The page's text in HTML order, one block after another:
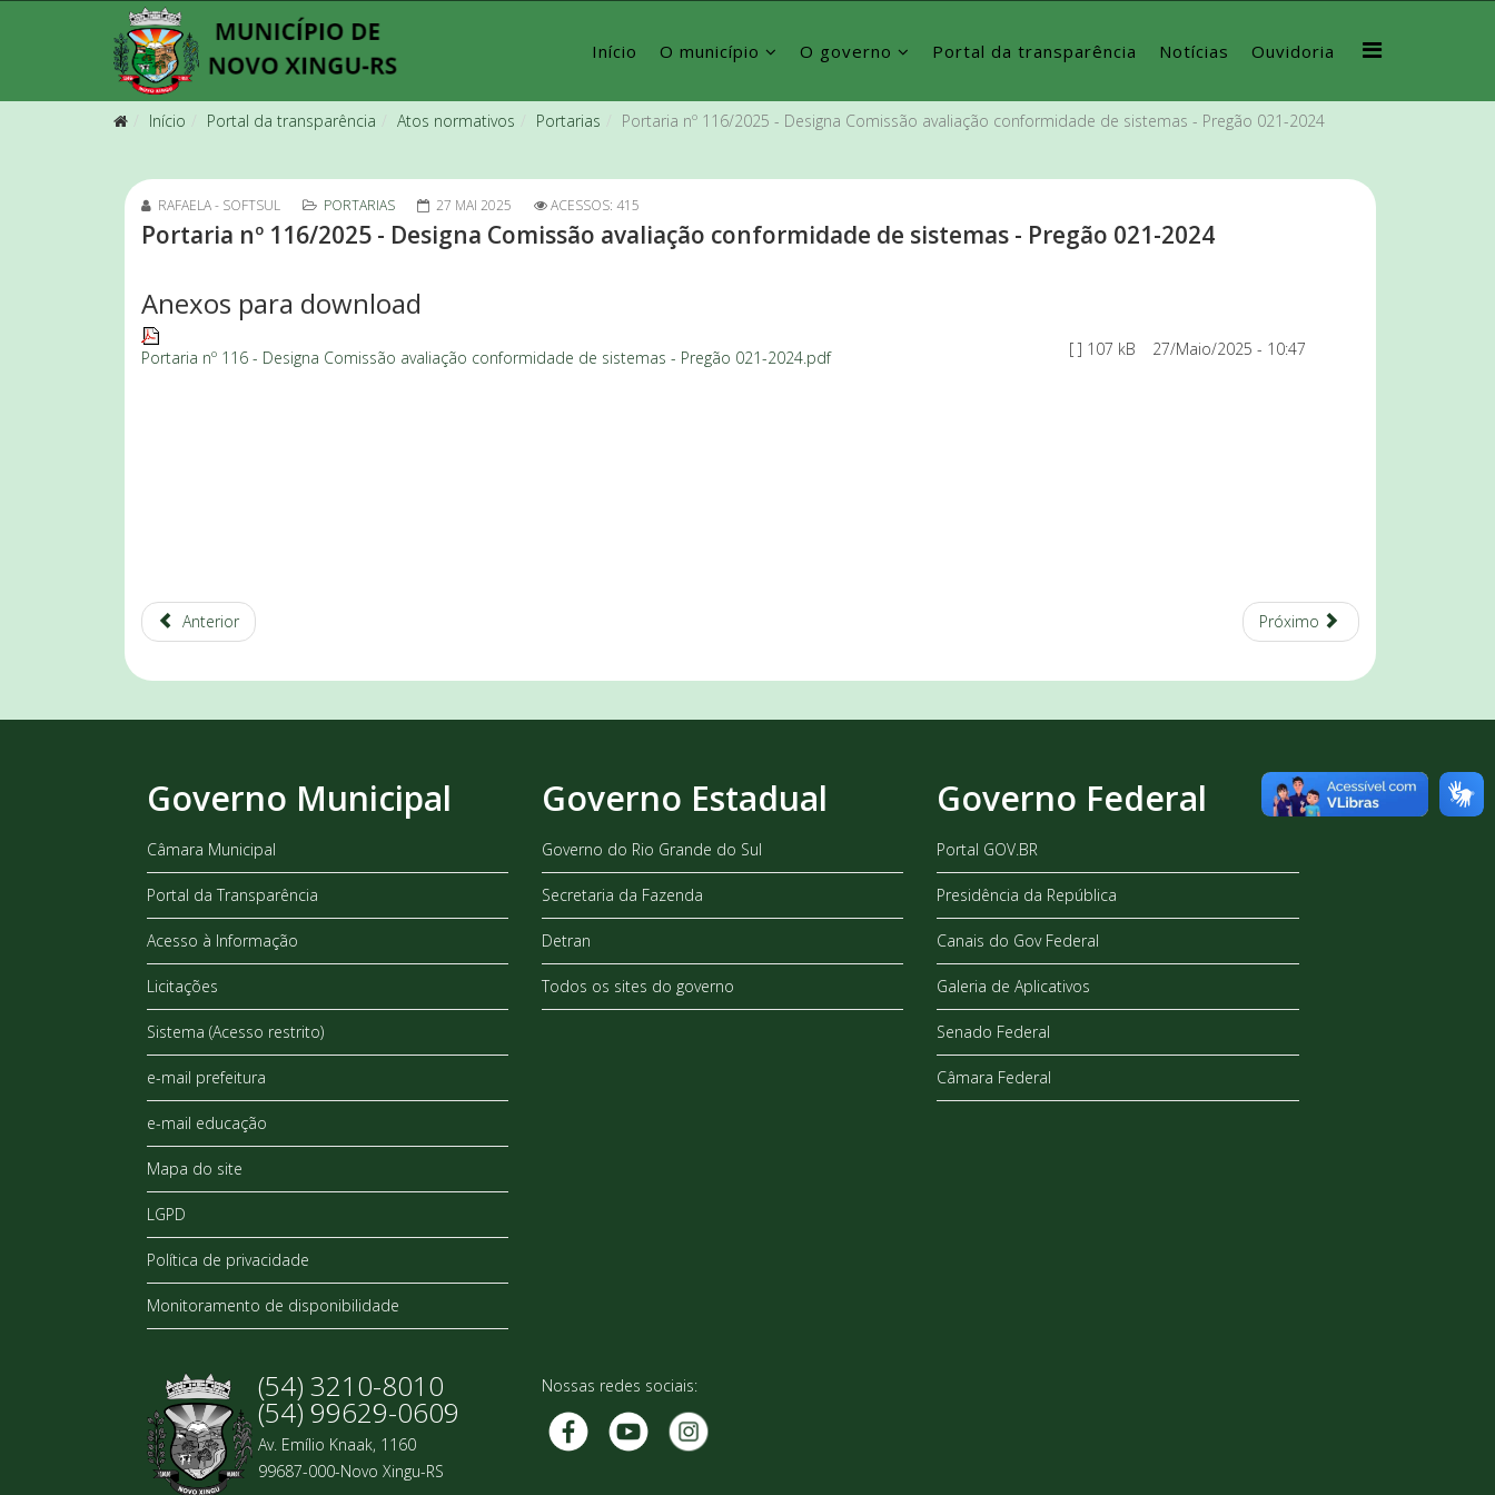
Início O município O governo Portal da transparência Notícias Ouvidoria
Início Portal da transparência Atos normativos Portarias Portaria nº 116/2025 - Designa Comissão avaliação conformidade de sistemas - Pregão 021-2024
RAFAELA - SOFTSUL PORTARIAS 27 MAI 2025 ACESSOS: 415
Portaria nº 116/2025 - Designa Comissão avaliação conformidade de sistemas - Pregão 021-2024
Anexos para download
Portaria nº 116 - Designa Comissão avaliação conformidade de sistemas - Pregão 021-2024.pdf [ ] 107 kB 27/Maio/2025 - 10:47
Anterior Próximo
Governo Municipal
Câmara Municipal
Portal da Transparência
Acesso à Informação
Licitações
Sistema (Acesso restrito)
e-mail prefeitura
e-mail educação
Mapa do site
LGPD
Política de privacidade
Monitoramento de disponibilidade
Governo Estadual
Governo do Rio Grande do Sul
Secretaria da Fazenda
Detran
Todos os sites do governo
Governo Federal
Portal GOV.BR
Presidência da República
Canais do Gov Federal
Galeria de Aplicativos
Senado Federal
Câmara Federal
(54) 3210-8010
(54) 99629-0609
Av. Emílio Knaak, 1160
99687-000-Novo Xingu-RS
Nossas redes sociais: